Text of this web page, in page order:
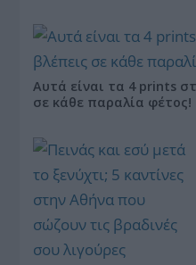
Αυτά είναι τα 4 prints
σε κάθε παραλία φέτος!